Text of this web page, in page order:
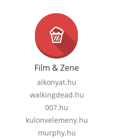
Film & Zene
alkonyat.hu
walkingdead.hu
007.hu
kulonvelemeny.hu
murphy.hu